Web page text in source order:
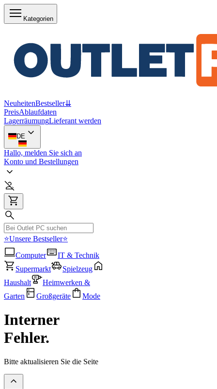
Kategorien
NeuheitenBestseller⇊
PreisAblaufdaten
LagerräumungLieferant werden
DE
Hallo, melden Sie sich an
Konto und Bestellungen
⭐Unsere Bestseller⭐
Computer
IT & Technik
Supermarkt
Spielzeug
Haushalt
Heimwerken &
Garten
Großgeräte Mode
Interner
Fehler.
Bitte aktualisieren Sie die Seite